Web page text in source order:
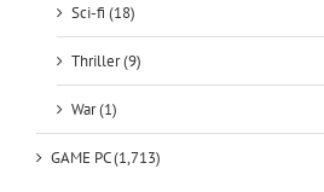
Sci-fi (18)
Thriller (9)
War (1)
GAME PC (1,713)